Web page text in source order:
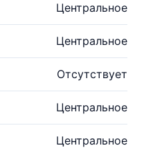
Центральное
Центральное
Отсутствует
Центральное
Центральное